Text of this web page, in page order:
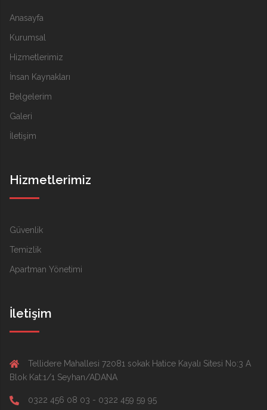
Anasayfa
Kurumsal
Hizmetlerimiz
İnsan Kaynakları
Belgelerim
Galeri
İletişim
Hizmetlerimiz
Güvenlik
Temizlik
Apartman Yönetimi
İletişim
Tellidere Mahallesi 72081 sokak Hatice Kayalı Sitesi No:3 A
Blok Kat:1/1 Seyhan/ADANA
0322 456 08 03 - 0322 459 59 95